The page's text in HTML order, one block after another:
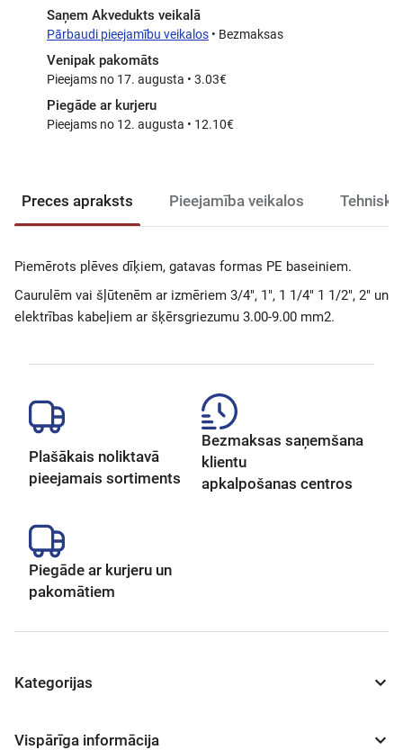
Preces apraksts Pieejamība veikalos
Piemērots plēves dīķiem, gatavas formas PE baseiniem.
Caurulēm vai šļūtenēm ar izmēriem 3/4", 1", 1 1/4" 1 1/2", 2" un
elektrības kabeļiem ar šķērsgriezumu 3.00-9.00 mm2.
Saņem Akvedukts veikalā
Pārbaudi pieejamību veikalos • Bezmaksas
Venipak pakomāts
Pieejams no 17. augusta • 3.03€
Piegāde ar kurjeru
Pieejams no 12. augusta • 12.10€
Plašākais noliktavā
pieejamais sortiments
Bezmaksas saņemšana
klientu
apkalpošanas centros
Piegāde ar kurjeru un
pakomātiem
Kategorijas
Vispārīga informācija